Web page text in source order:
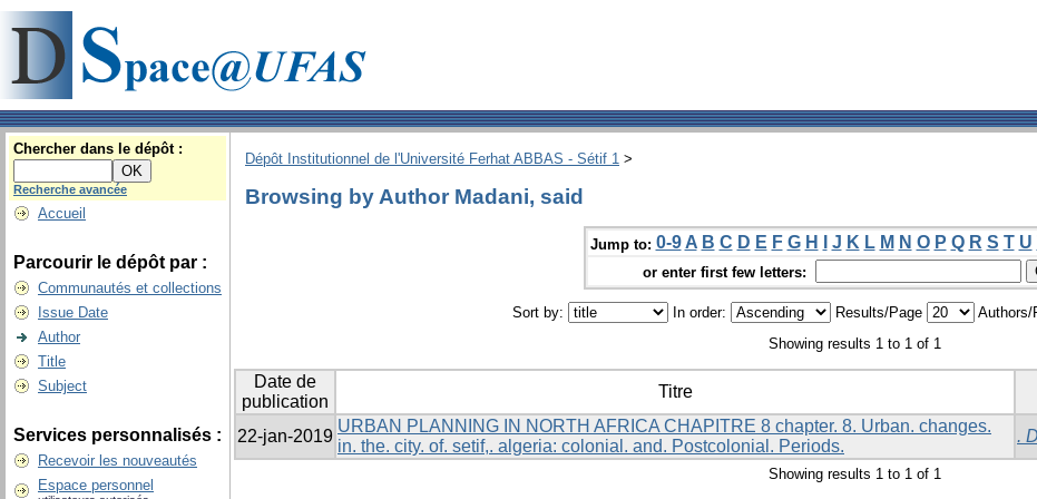
Chercher dans le dépôt :
Recherche avancée
Accueil
Parcourir le dépôt par :
Communautés et collections
Issue Date
Author
Title
Subject
Services personnalisés :
Recevoir les nouveautés
Espace personnel
Dépôt Institutionnel de l'Université Ferhat ABBAS - Sétif 1 >
Browsing by Author Madani, said
Jump to: 0-9 A B C D E F G H J K L M N O P Q R S T U
or enter first few letters:
Sort by: In order: Results/Page
Authors/
Showing results 1 to 1 of 1
Date de
publication
Titre
22-jan-2019
URBAN PLANNING IN NORTH AFRICA CHAPITRE 8 chapter. 8. Urban. changes.
in. the. city. of. setif,. algeria: colonial. and. Postcolonial. Periods.
.
Showing results 1 to 1 of 1